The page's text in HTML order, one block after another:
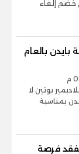
خضم إلغاء
بايدن بالعام
بوتين لا
بمناسبة
يفقد فرصة